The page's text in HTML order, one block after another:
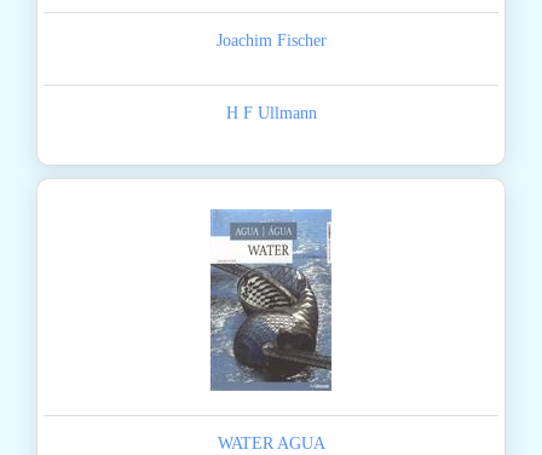
Joachim Fischer
H F Ullmann
WATER AGUA